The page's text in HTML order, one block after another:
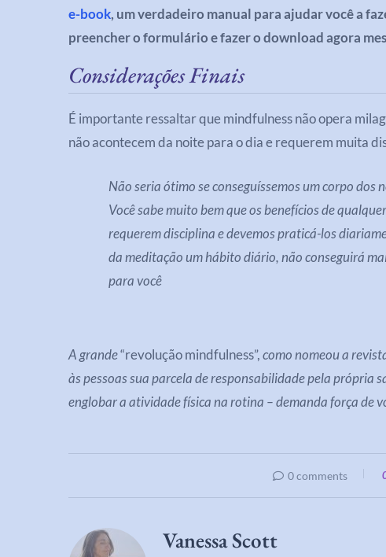
e-book, um verdadeiro manual para ajudar você a
preencher o formulário e fazer o download agora
Considerações Finais
É importante ressaltar que mindfulness não opera
não acontecem da noite para o dia e requerem muita
Não seria ótimo se conseguíssemos um corpo dos
Você sabe muito bem que os benefícios de
requerem disciplina e devemos praticá-los
da meditação um hábito diário, não conseguirá
para você
A grande“revolução mindfulness”,como nomeou a
às pessoas sua parcela de responsabilidade pela própria
englobar a atividade física na rotina – demanda força de
0 comments
Vanessa Scott